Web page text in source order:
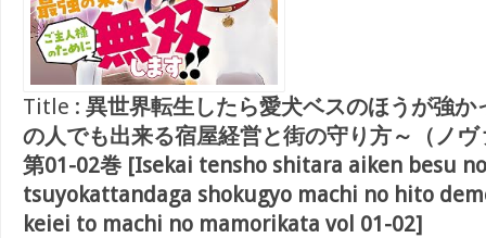
Title : 異世界転生したら愛犬ベスのほうが強か
の人でも出来る宿屋経営と街の守り方～（ノ
第01-02巻 [Isekai tensho shitara aiken besu
tsuyokattandaga shokugyo machi no hito
keiei to machi no mamorikata vol 01-02]